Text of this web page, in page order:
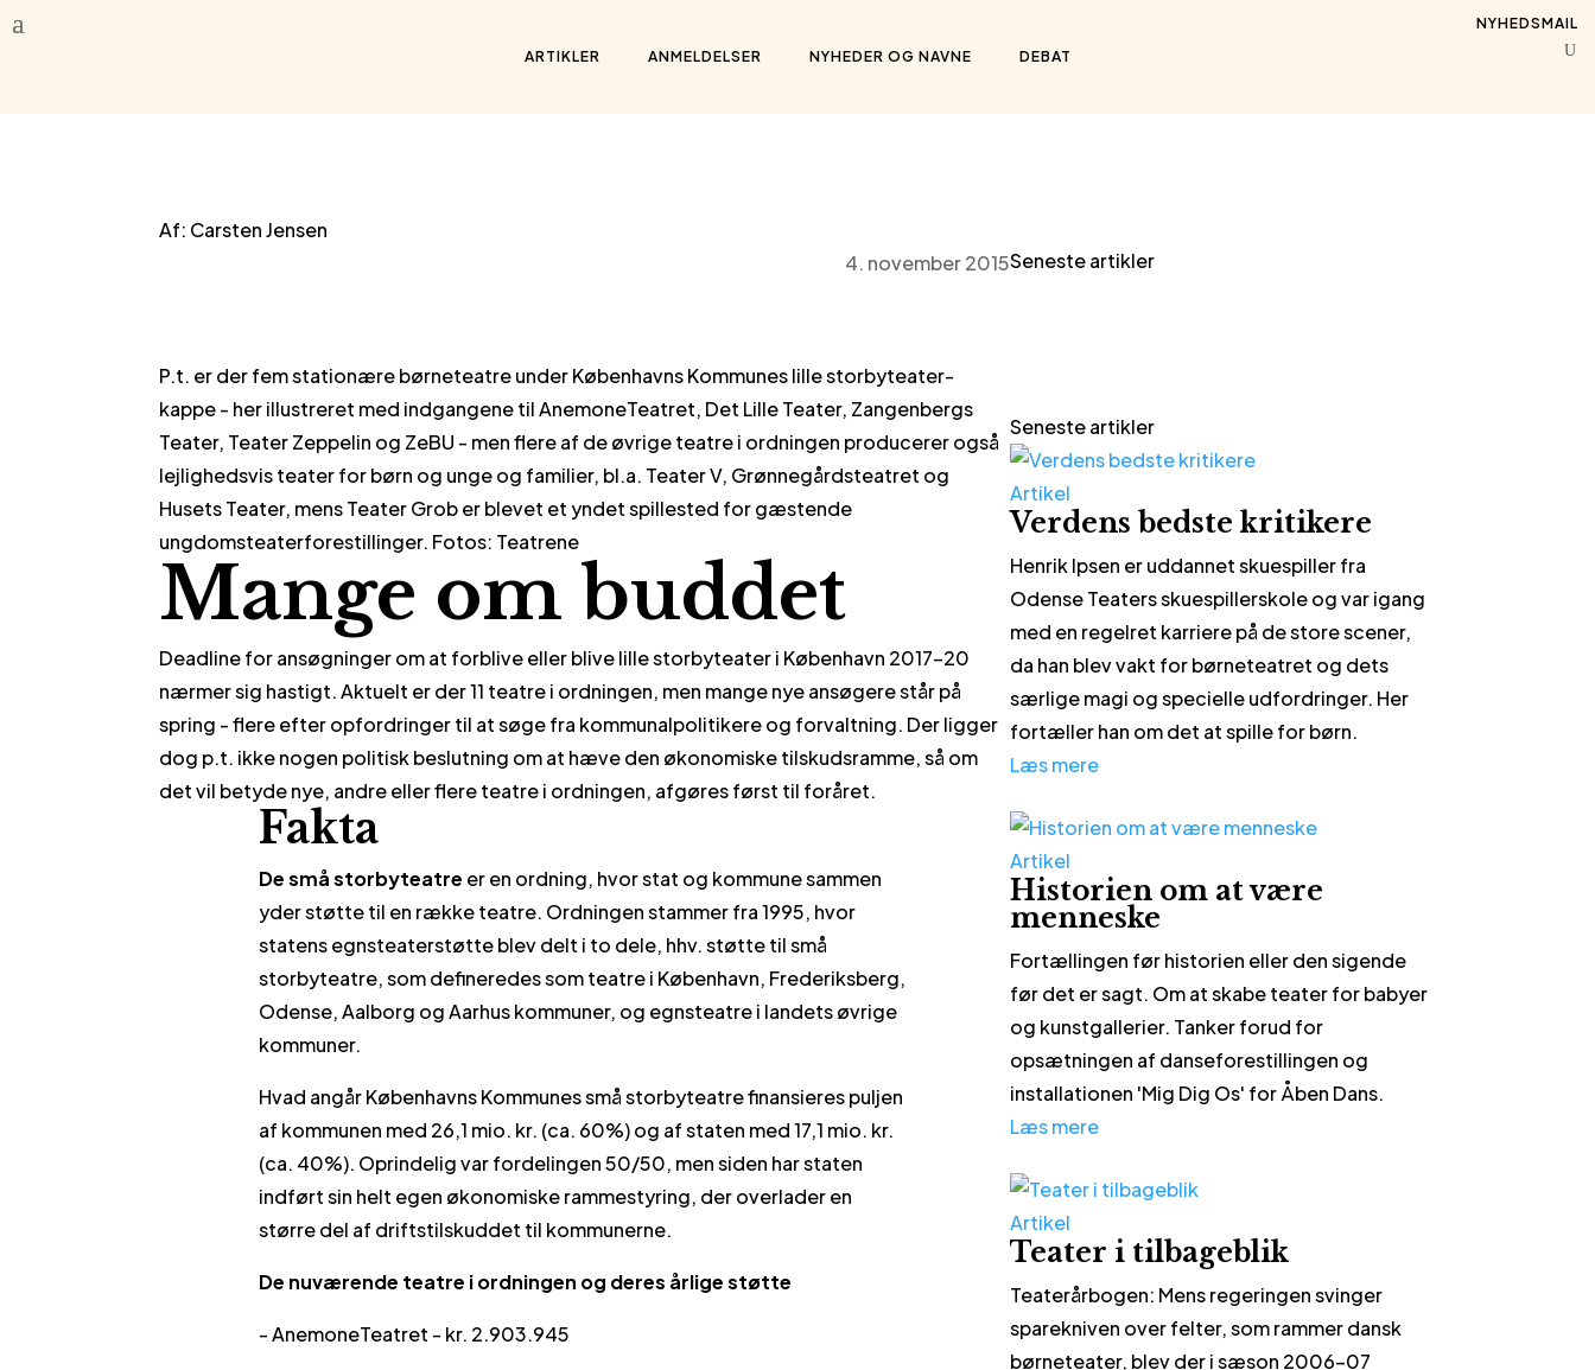
ARTIKLER ANMELDELSER NYHEDER OG NAVNE DEBAT
NYHEDSMAIL
Af: Carsten Jensen
4. november 2015
P.t. er der fem stationære børneteatre under Københavns Kommunes lille storbyteater-
kappe - her illustreret med indgangene til AnemoneTeatret, Det Lille Teater, Zangenbergs
Teater, Teater Zeppelin og ZeBU - men flere af de øvrige teatre i ordningen producerer også
lejlighedsvis teater for børn og unge og familier, bl.a. Teater V, Grønnegårdsteatret og
Husets Teater, mens Teater Grob er blevet et yndet spillested for gæstende
ungdomsteaterforestillinger. Fotos: Teatrene
Mange om buddet
Deadline for ansøgninger om at forblive eller blive lille storbyteater i København 2017-20
nærmer sig hastigt. Aktuelt er der 11 teatre i ordningen, men mange nye ansøgere står på
spring - flere efter opfordringer til at søge fra kommunalpolitikere og forvaltning. Der ligger
dog p.t. ikke nogen politisk beslutning om at hæve den økonomiske tilskudsramme, så om
det vil betyde nye, andre eller flere teatre i ordningen, afgøres først til foråret.
Fakta
De små storbyteatre er en ordning, hvor stat og kommune sammen
yder støtte til en række teatre. Ordningen stammer fra 1995, hvor
statens egnsteaterstøtte blev delt i to dele, hhv. støtte til små
storbyteatre, som defineredes som teatre i København, Frederiksberg,
Odense, Aalborg og Aarhus kommuner, og egnsteatre i landets øvrige
kommuner.
Hvad angår Københavns Kommunes små storbyteatre finansieres puljen
af kommunen med 26,1 mio. kr. (ca. 60%) og af staten med 17,1 mio. kr.
(ca. 40%). Oprindelig var fordelingen 50/50, men siden har staten
indført sin helt egen økonomiske rammestyring, der overlader en
større del af driftstilskuddet til kommunerne.
De nuværende teatre i ordningen og deres årlige støtte
- AnemoneTeatret - kr. 2.903.945
Seneste artikler
Seneste artikler
Artikel
Verdens bedste kritikere
Henrik Ipsen er uddannet skuespiller fra
Odense Teaters skuespillerskole og var igang
med en regelret karriere på de store scener,
da han blev vakt for børneteatret og dets
særlige magi og specielle udfordringer. Her
fortæller han om det at spille for børn.
Læs mere
Artikel
Historien om at være
menneske
Fortællingen før historien eller den sigende
før det er sagt. Om at skabe teater for babyer
og kunstgallerier. Tanker forud for
opsætningen af danseforestillingen og
installationen 'Mig Dig Os' for Åben Dans.
Læs mere
Artikel
Teater i tilbageblik
Teaterårbogen: Mens regeringen svinger
sparekniven over felter, som rammer dansk
børneteater, blev der i sæson 2006-07